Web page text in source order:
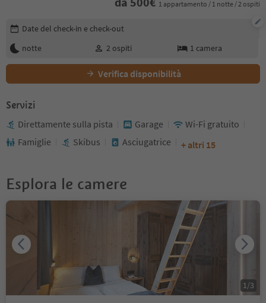
1 appartamento / 1 notte / 2 ospiti
Modifica i dettagli della prenotazione
Date del check-in e check-out
notte
2 ospiti 1 camera
Verifica disponibilità
Servizi
Direttamente sulla pista Garage
Wi-Fi gratuito
Famiglie
Skibus Asciugatrice + altri 15
Esplora le camere
1/3